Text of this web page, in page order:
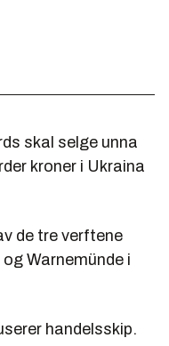
skal selge unna
kroner i Ukraina
de tre verftene
Warnemünde i
handelsskip.